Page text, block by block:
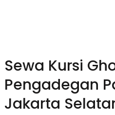
Sewa Kursi
Pengadegan
Jakarta